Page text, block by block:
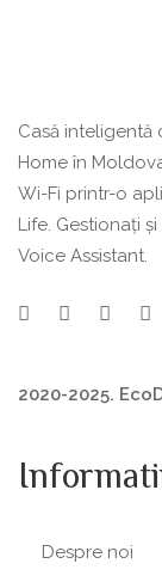
Casă inteligentă
Home în
Wi-Fi printr-o
Life. Gestionați
Voice Assistant.
2020-2025.
Despre noi